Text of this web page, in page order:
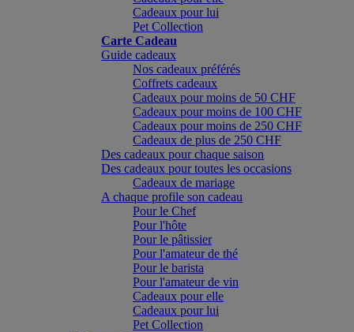
Cadeaux pour lui
Pet Collection
Carte Cadeau
Guide cadeaux
Nos cadeaux préférés
Coffrets cadeaux
Cadeaux pour moins de 50 CHF
Cadeaux pour moins de 100 CHF
Cadeaux pour moins de 250 CHF
Cadeaux de plus de 250 CHF
Des cadeaux pour chaque saison
Des cadeaux pour toutes les occasions
Cadeaux de mariage
A chaque profile son cadeau
Pour le Chef
Pour l'hôte
Pour le pâtissier
Pour l'amateur de thé
Pour le barista
Pour l'amateur de vin
Cadeaux pour elle
Cadeaux pour lui
Pet Collection